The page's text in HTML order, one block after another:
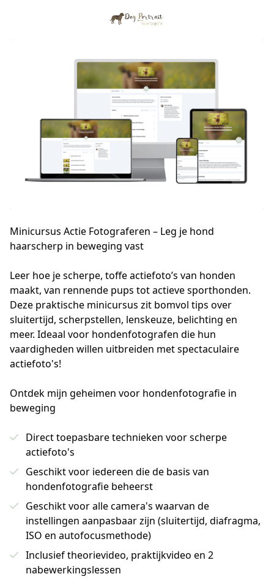
Minicursus Actie Fotograferen – Leg je hond
haarscherp in beweging vast
Leer hoe je scherpe, toffe actiefoto’s van honden
maakt, van rennende pups tot actieve sporthonden.
Deze praktische minicursus zit bomvol tips over
sluitertijd, scherpstellen, lenskeuze, belichting en
meer. Ideaal voor hondenfotografen die hun
vaardigheden willen uitbreiden met spectaculaire
actiefoto's!
Ontdek mijn geheimen voor hondenfotografie in
beweging
Direct toepasbare technieken voor scherpe
actiefoto's
Geschikt voor iedereen die de basis van
hondenfotografie beheerst
Geschikt voor alle camera's waarvan de
instellingen aanpasbaar zijn (sluitertijd, diafragma,
ISO en autofocusmethode)
Inclusief theorievideo, praktijkvideo en 2
nabewerkingslessen